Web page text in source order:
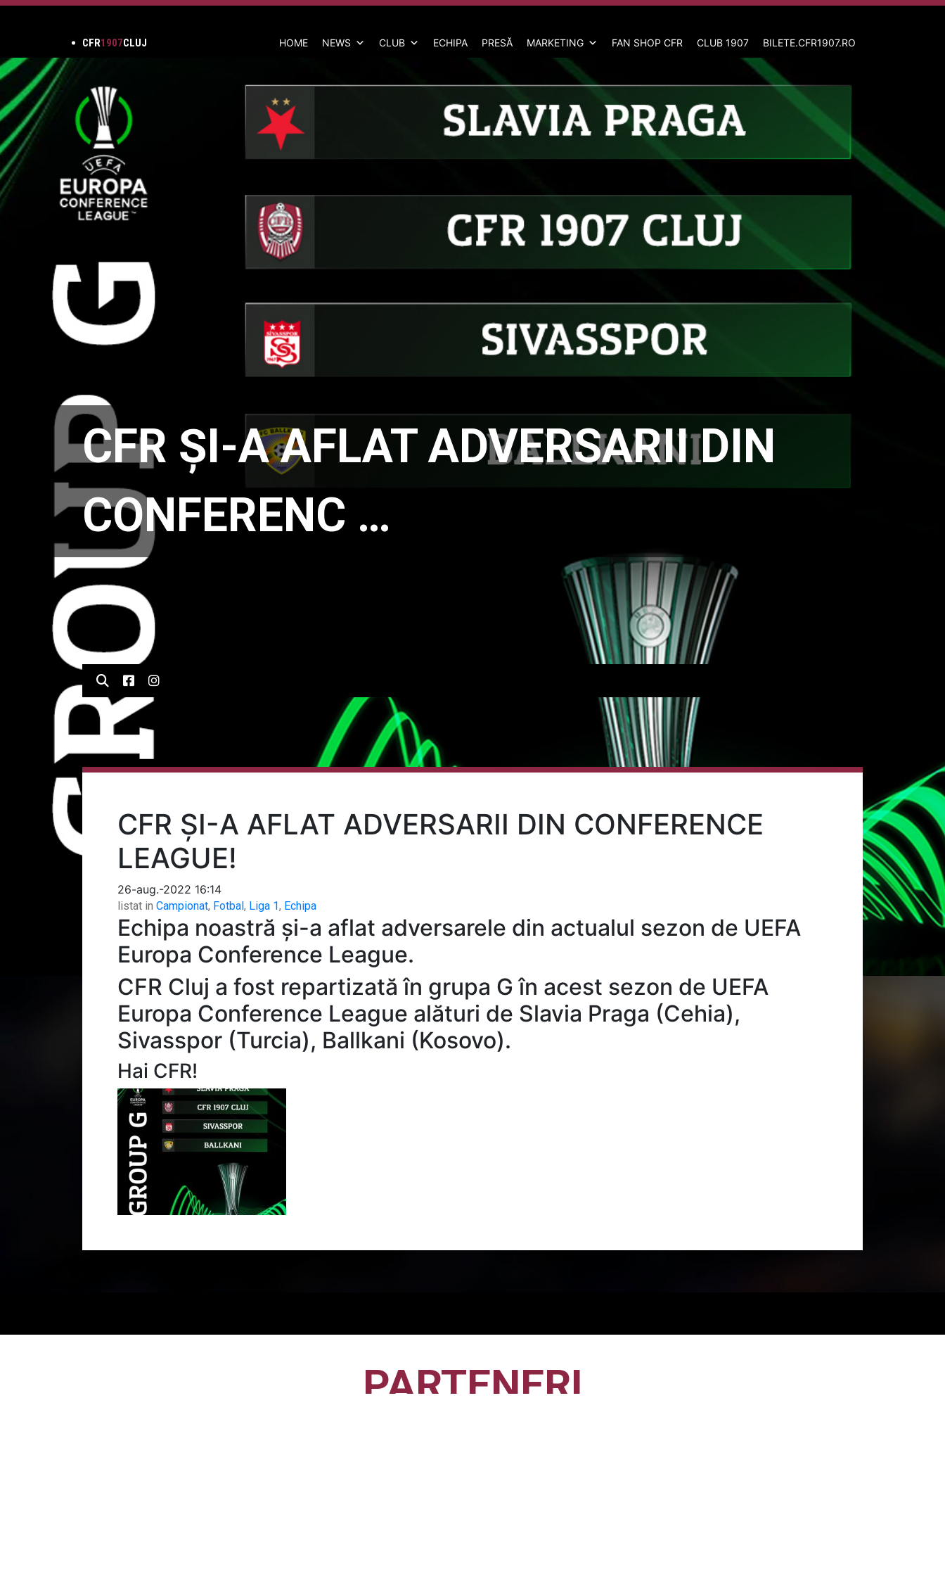
CFR1907CLUJ HOME NEWS CLUB ECHIPA PRESĂ MARKETING FAN SHOP CFR CLUB 1907 BILETE.CFR1907.RO
CFR ȘI-A AFLAT ADVERSARII DIN
CONFERENC …
CFR ȘI-A AFLAT ADVERSARII DIN CONFERENCE
LEAGUE!
26-aug.-2022 16:14
listat in Campionat, Fotbal, Liga 1, Echipa
Echipa noastră și-a aflat adversarele din actualul sezon de UEFA
Europa Conference League.
CFR Cluj a fost repartizată în grupa G în acest sezon de UEFA
Europa Conference League alături de Slavia Praga (Cehia),
Sivasspor (Turcia), Ballkani (Kosovo).
Hai CFR!
PARTENERI